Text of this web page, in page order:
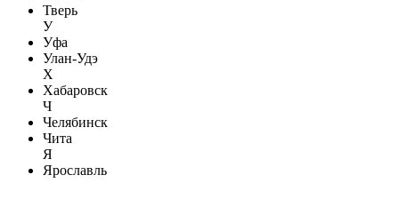
Тверь
У
Уфа
Улан-Удэ
Х
Хабаровск
Ч
Челябинск
Чита
Я
Ярославль